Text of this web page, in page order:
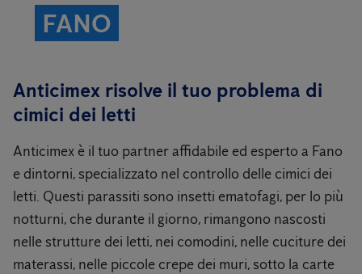
FANO
Anticimex risolve il tuo problema di
cimici dei letti
Anticimex è il tuo partner affidabile ed esperto a Fano
e dintorni, specializzato nel controllo delle cimici dei
letti. Questi parassiti sono insetti ematofagi, per lo più
notturni, che durante il giorno, rimangono nascosti
nelle strutture dei letti, nei comodini, nelle cuciture dei
materassi, nelle piccole crepe dei muri, sotto la carte